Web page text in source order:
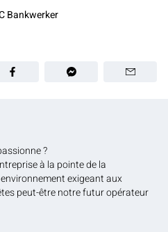
Bankwerker
?
à la pointe de la
exigeant aux
peut-être notre futur opérateur